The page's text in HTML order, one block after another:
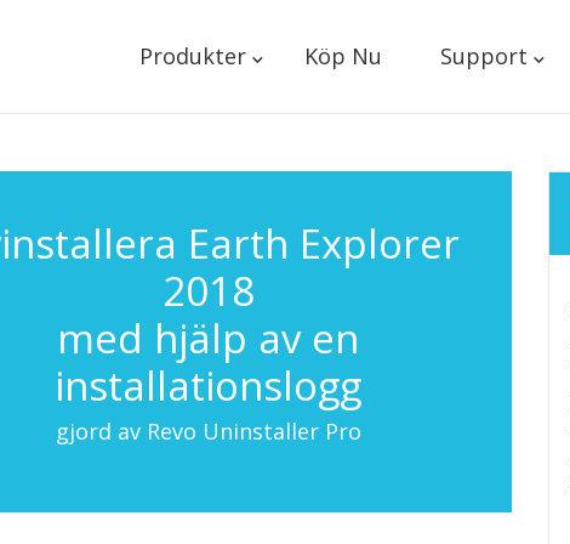
Produkter Köp Nu Support
Earth Explorer
2018
med hjälp av en
installationslogg
gjord av Revo Uninstaller Pro